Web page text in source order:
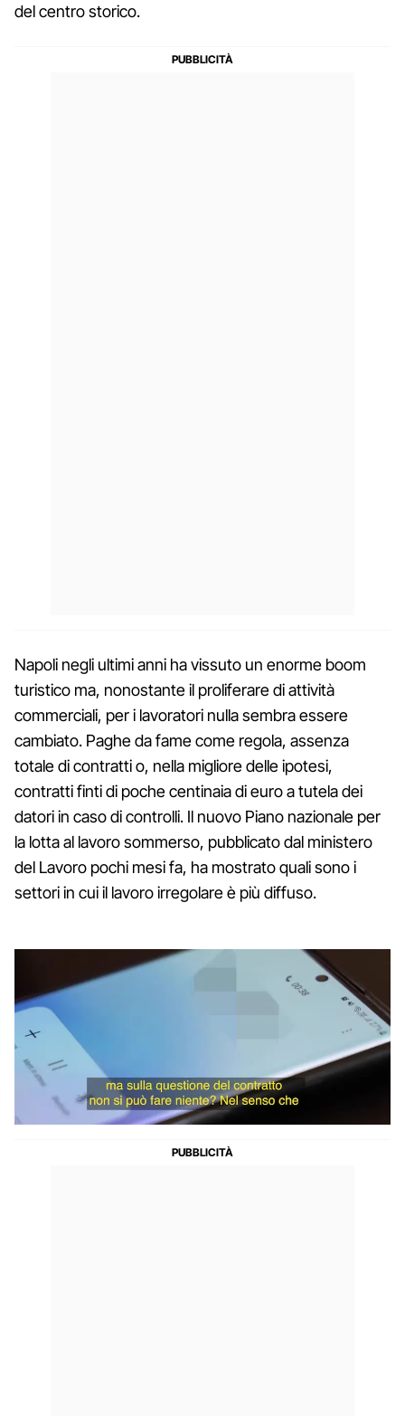
del centro storico.
Napoli negli ultimi anni ha vissuto un enorme boom
turistico ma, nonostante il proliferare di attività
commerciali, per i lavoratori nulla sembra essere
cambiato. Paghe da fame come regola, assenza
totale di contratti o, nella migliore delle ipotesi,
contratti finti di poche centinaia di euro a tutela dei
datori in caso di controlli. Il nuovo Piano nazionale per
la lotta al lavoro sommerso, pubblicato dal ministero
del Lavoro pochi mesi fa, ha mostrato quali sono i
settori in cui il lavoro irregolare è più diffuso.